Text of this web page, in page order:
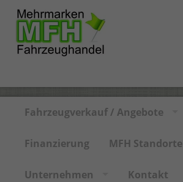
Fahrzeugverkauf / Angebote
Finanzierung MFH Standorte
Unternehmen Kontakt